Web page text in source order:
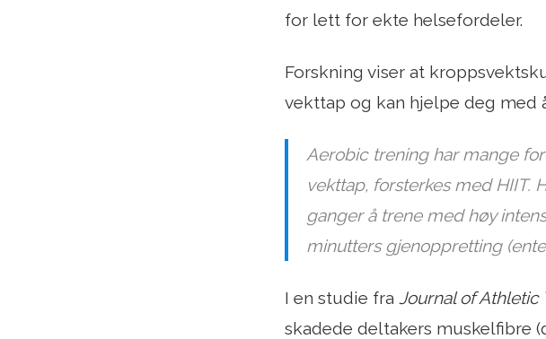
for lett for ekte helsefordeler.
Forskning viser at
vekttap og kan hjelpe deg med
Aerobic trening har mange
vekttap, forsterkes med HIIT.
ganger å trene med høy
minutters gjenoppretting
I en studie fra Journal of Athletic
skadede deltakers muskelfibre